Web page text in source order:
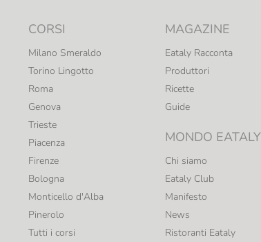
CORSI
Milano Smeraldo
Torino Lingotto
Roma
Genova
Trieste
Piacenza
Firenze
Bologna
Monticello d'Alba
Pinerolo
Tutti i corsi
MAGAZINE
Eataly Racconta
Produttori
Ricette
Guide
MONDO EATALY
Chi siamo
Eataly Club
Manifesto
News
Ristoranti Eataly